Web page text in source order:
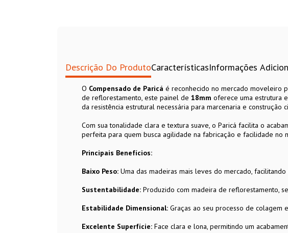
Descrição Do ProdutoCaracterísticasInformações
O Compensado de Paricá é reconhecido no mercado moveleiro
de reflorestamento, este painel de 18mm oferece uma estrutura
da resistência estrutural necessária para marcenaria e construção
Com sua tonalidade clara e textura suave, o Paricá facilita o
perfeita para quem busca agilidade na fabricação e facilidade no
Principais Benefícios:
Baixo Peso: Uma das madeiras mais leves do mercado,
Sustentabilidade: Produzido com madeira de reflorestamento,
Estabilidade Dimensional: Graças ao seu processo de colagem
Excelente Superfície: Face clara e lona, permitindo um